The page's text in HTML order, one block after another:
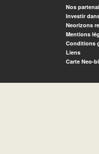
Nos
Investir
Neorizons
Mentions
Conditions
Liens
Carte Neo-